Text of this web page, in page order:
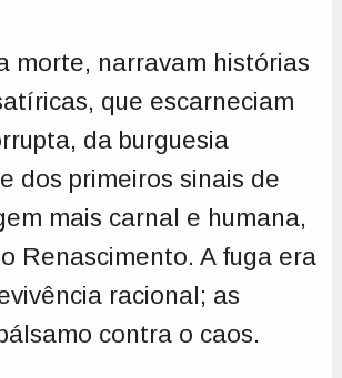
morte, narravam histórias
que escarneciam
da burguesia
dos primeiros sinais de
mais carnal e humana,
Renascimento. A fuga era
racional; as
contra o caos.